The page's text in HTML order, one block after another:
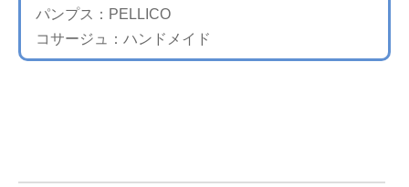
パンプス：PELLICO
コサージュ：ハンドメイド